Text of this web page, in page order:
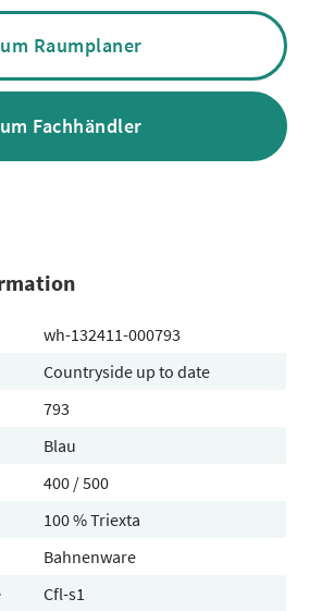
Raumplaner
Fachhändler
wh-132411-000793
Countryside up to date
793
Blau
400 / 500
100 % Triexta
Bahnenware
Cfl-s1